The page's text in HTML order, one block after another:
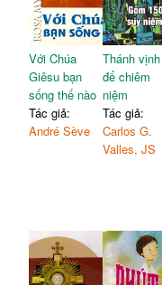
Với Chúa
Giêsu bạn
sống thế nào
Tác giả:
André Sève
Thánh vịnh
để chiêm
niệm
Tác giả:
Carlos G.
Valles, JS